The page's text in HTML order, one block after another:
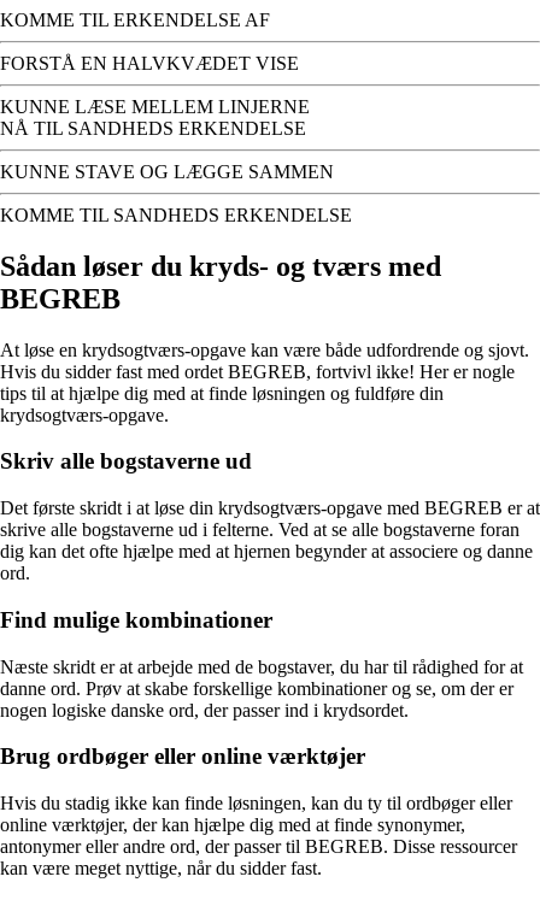
KOMME TIL ERKENDELSE AF
FORSTÅ EN HALVKVÆDET VISE
KUNNE LÆSE MELLEM LINJERNE
NÅ TIL SANDHEDS ERKENDELSE
KUNNE STAVE OG LÆGGE SAMMEN
KOMME TIL SANDHEDS ERKENDELSE
Sådan løser du kryds- og tværs med
BEGREB
At løse en krydsogtværs-opgave kan være både udfordrende og sjovt.
Hvis du sidder fast med ordet BEGREB, fortvivl ikke! Her er nogle
tips til at hjælpe dig med at finde løsningen og fuldføre din
krydsogtværs-opgave.
Skriv alle bogstaverne ud
Det første skridt i at løse din krydsogtværs-opgave med BEGREB er at
skrive alle bogstaverne ud i felterne. Ved at se alle bogstaverne foran
dig kan det ofte hjælpe med at hjernen begynder at associere og danne
ord.
Find mulige kombinationer
Næste skridt er at arbejde med de bogstaver, du har til rådighed for at
danne ord. Prøv at skabe forskellige kombinationer og se, om der er
nogen logiske danske ord, der passer ind i krydsordet.
Brug ordbøger eller online værktøjer
Hvis du stadig ikke kan finde løsningen, kan du ty til ordbøger eller
online værktøjer, der kan hjælpe dig med at finde synonymer,
antonymer eller andre ord, der passer til BEGREB. Disse ressourcer
kan være meget nyttige, når du sidder fast.